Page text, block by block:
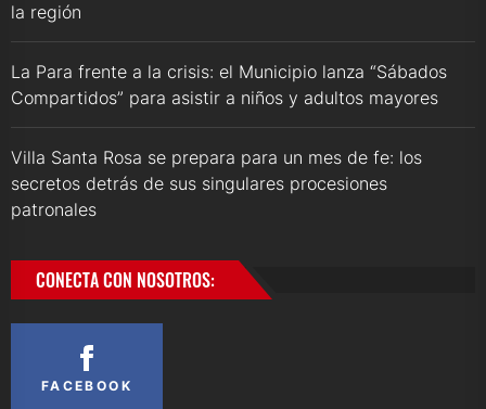
la región
La Para frente a la crisis: el Municipio lanza “Sábados
Compartidos” para asistir a niños y adultos mayores
Villa Santa Rosa se prepara para un mes de fe: los
secretos detrás de sus singulares procesiones
patronales
CONECTA CON NOSOTROS:
FACEBOOK